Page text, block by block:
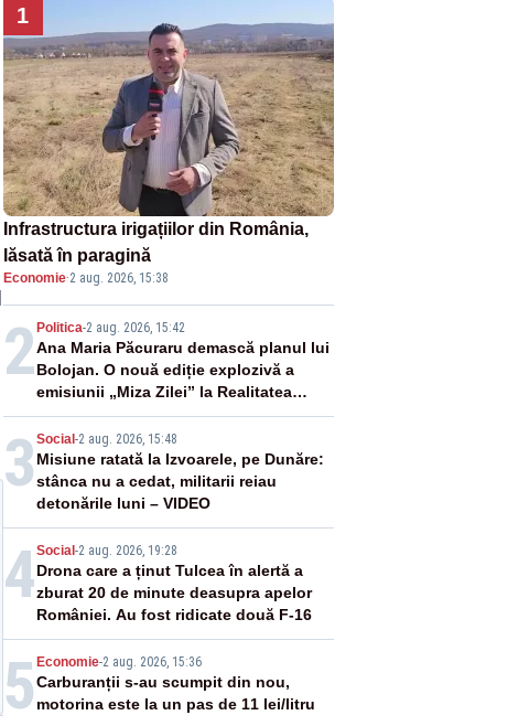
1
Infrastructura irigațiilor din România,
lăsată în paragină
Economie·2 aug. 2026, 15:38
2 Politica-2 aug. 2026, 15:42
Ana Maria Păcuraru demască planul lui
Bolojan. O nouă ediție explozivă a
emisiunii „Miza Zilei” la Realitatea
PLUS
3 Social -2 aug. 2026, 15:48
Misiune ratată la Izvoarele, pe Dunăre:
stânca nu a cedat, militarii reiau
detonările luni – VIDEO
4Social -2 aug. 2026, 19:28
Drona care a ținut Tulcea în alertă a
zburat 20 de minute deasupra apelor
României. Au fost ridicate două F-16
5 Economie-2 aug. 2026, 15:36
Carburanții s-au scumpit din nou,
motorina este la un pas de 11 lei/litru